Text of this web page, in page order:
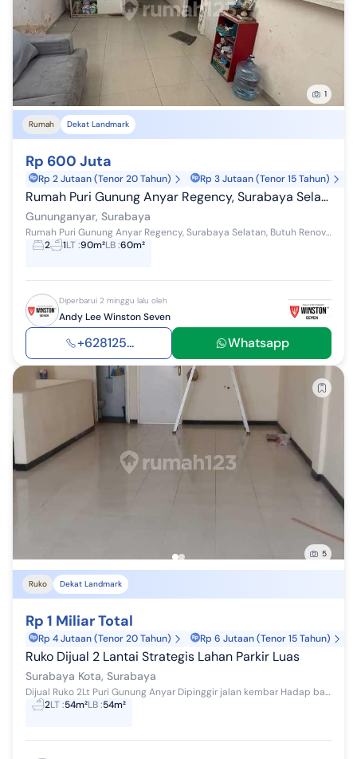
1
Rumah Dekat Landmark
Rp 600 Juta
Rp 2 Jutaan (Tenor 20 Tahun) Rp 3 Jutaan (Tenor 15 Tahun)
Rumah Puri Gunung Anyar Regency, Surabaya Selatan, Butuh Renovasi Strategis Dekat Upn, One Gate System
Gununganyar, Surabaya
Rumah Puri Gunung Anyar Regency, Surabaya Selatan, Butuh Renovasi Strategis Dekat UPN Dimensi 6x15 LT 90 m2 LB 60 m2 1 Lantai KT 2 KM 1 Hadap Utara...
2
1LT:90m²LB:60m²
Diperbarui 2 minggu lalu oleh
Andy Lee Winston Seven
+628125... Whatsapp
5
Ruko Dekat Landmark
Rp 1 Miliar Total
Rp 4 Jutaan (Tenor 20 Tahun) Rp 6 Jutaan (Tenor 15 Tahun)
Ruko Dijual 2 Lantai Strategis Lahan Parkir Luas
Surabaya Kota, Surabaya
Dijual Ruko 2Lt Puri Gunung Anyar Dipinggir jalan kembar Hadap barat. Sertifikat HGB th 2041. No sert 1879 LT : 54M2 LB : 108M2 KM : 2 IMB. Perunt...
2LT:54m²LB:54m²